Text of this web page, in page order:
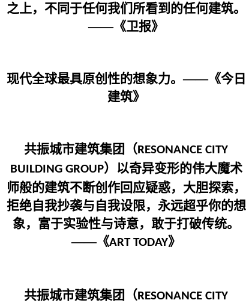
之上，不同于任何我们所看到的任何建筑。
——《卫报》
现代全球最具原创性的想象力。——《今日
建筑》
共振城市建筑集团（ RESONANCE CITY
BUILDING GROUP）以奇异变形的伟大魔术
师般的建筑不断创作回应疑惑，大胆探索，
拒绝自我抄袭与自我设限，永远超乎你的想
象，富于实验性与诗意，敢于打破传统。
——《ART TODAY》
共振城市建筑集团（ RESONANCE CITY